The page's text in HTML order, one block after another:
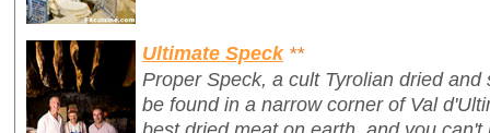
Ultimate Speck **
Proper Speck, a cult Tyrolian dried
be found in a narrow corner of Val